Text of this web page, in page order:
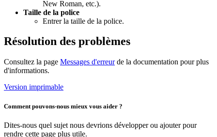
New Roman, etc.).
Taille de la police
Entrer la taille de la police.
Résolution des problèmes
Consultez la page Messages d'erreurde la documentation pour plus
d'informations.
Version imprimable
Comment pouvons-nous mieux vous aider ?
Dites-nous quel sujet nous devrions développer ou ajouter pour
rendre cette page plus utile.